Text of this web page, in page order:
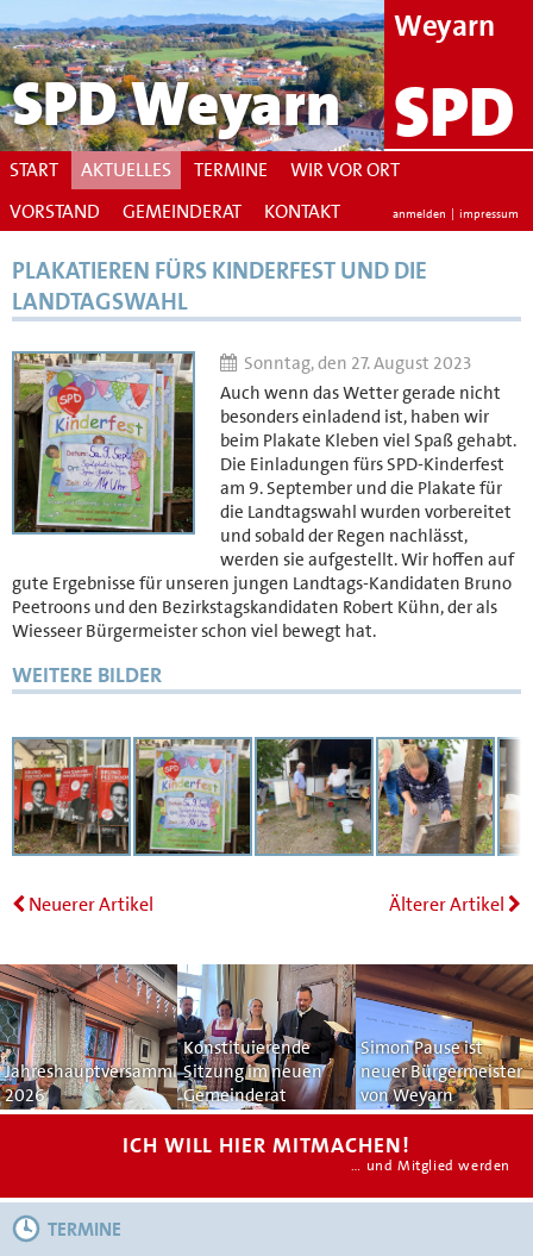
SPD Weyarn
START AKTUELLES TERMINE
WIR VOR ORT
VORSTAND
GEMEINDERAT KONTAKT anmelden | impressum
Weyarn
SPD
PLAKATIEREN FÜRS KINDERFEST UND DIE
LANDTAGSWAHL
Sonntag, den 27. August 2023
Auch wenn das Wetter gerade nicht
besonders einladend ist, haben wir
beim Plakate Kleben viel Spaß gehabt.
Die Einladungen fürs SPD-Kinderfest
am 9. September und die Plakate für
die Landtagswahl wurden vorbereitet
und sobald der Regen nachlässt,
werden sie aufgestellt. Wir hoffen auf
gute Ergebnisse für unseren jungen Landtags-Kandidaten Bruno
Peetroons und den Bezirkstagskandidaten Robert Kühn, der als
Wiesseer Bürgermeister schon viel bewegt hat.
WEITERE BILDER
Neuerer Artikel Älterer Artikel
Jahreshauptversammlung
2026
Konstituierende
Sitzung im neuen
Gemeinderat
Simon Pause ist
neuer Bürgermeister
von Weyarn
ICH WILL HIER MITMACHEN!
… und Mitglied werden
TERMINE